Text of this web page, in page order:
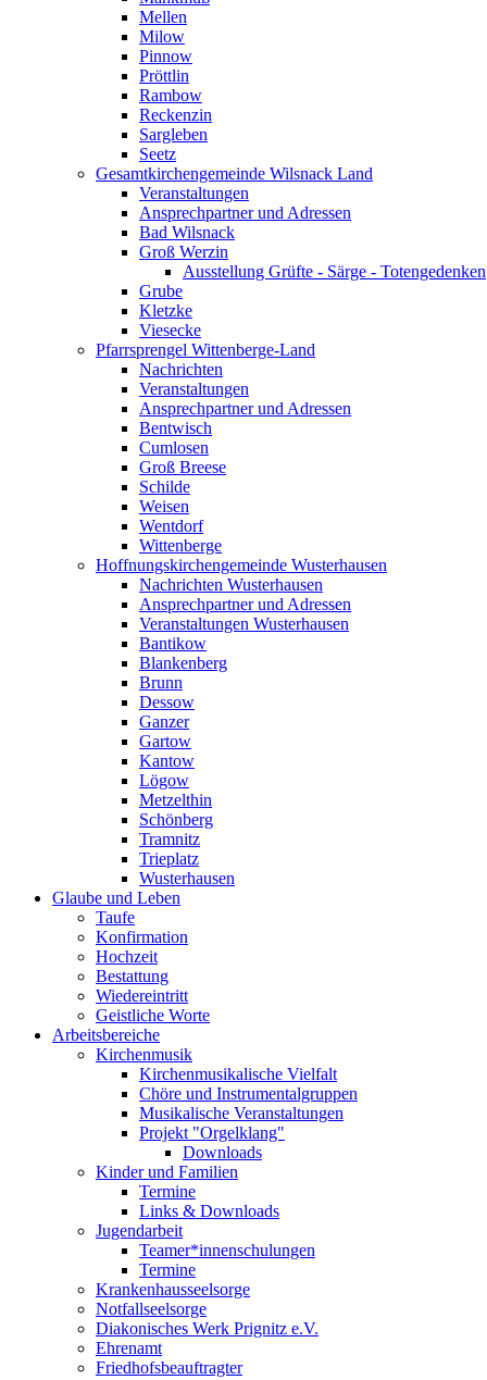
Mellen
Milow
Pinnow
Pröttlin
Rambow
Reckenzin
Sargleben
Seetz
Gesamtkirchengemeinde Wilsnack Land
Veranstaltungen
Ansprechpartner und Adressen
Bad Wilsnack
Groß Werzin
Ausstellung Grüfte - Särge - Totengedenken
Grube
Kletzke
Viesecke
Pfarrsprengel Wittenberge-Land
Nachrichten
Veranstaltungen
Ansprechpartner und Adressen
Bentwisch
Cumlosen
Groß Breese
Schilde
Weisen
Wentdorf
Wittenberge
Hoffnungskirchengemeinde Wusterhausen
Nachrichten Wusterhausen
Ansprechpartner und Adressen
Veranstaltungen Wusterhausen
Bantikow
Blankenberg
Brunn
Dessow
Ganzer
Gartow
Kantow
Lögow
Metzelthin
Schönberg
Tramnitz
Trieplatz
Wusterhausen
Glaube und Leben
Taufe
Konfirmation
Hochzeit
Bestattung
Wiedereintritt
Geistliche Worte
Arbeitsbereiche
Kirchenmusik
Kirchenmusikalische Vielfalt
Chöre und Instrumentalgruppen
Musikalische Veranstaltungen
Projekt "Orgelklang"
Downloads
Kinder und Familien
Termine
Links & Downloads
Jugendarbeit
Teamer*innenschulungen
Termine
Krankenhausseelsorge
Notfallseelsorge
Diakonisches Werk Prignitz e.V.
Ehrenamt
Friedhofsbeauftragter